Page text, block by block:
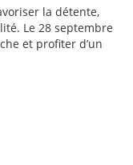
la détente,
Le 28 septembre
et profiter d’un